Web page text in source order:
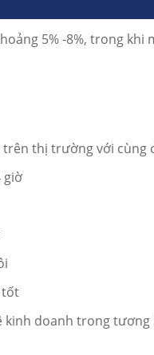
5% -8%, trong khi
thị trường với cùng
giờ
tốt
doanh trong